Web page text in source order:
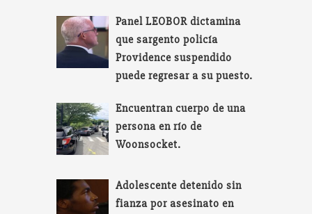
Panel LEOBOR dictamina
que sargento policía
Providence suspendido
puede regresar a su puesto.
Encuentran cuerpo de una
persona en río de
Woonsocket.
Adolescente detenido sin
fianza por asesinato en